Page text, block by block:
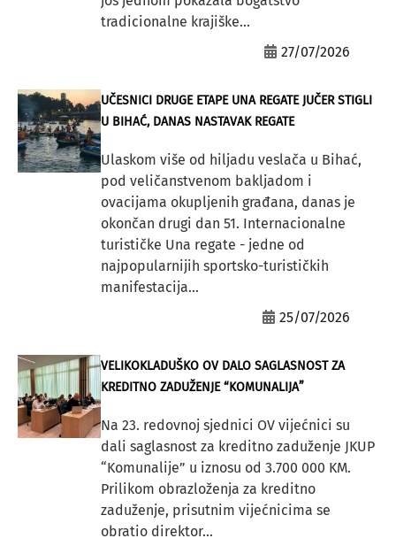
tradicionalne krajiške...
27/07/2026
UČESNICI DRUGE ETAPE UNA REGATE JUČER STIGLI
U BIHAĆ, DANAS NASTAVAK REGATE
Ulaskom više od hiljadu veslača u Bihać,
pod veličanstvenom bakljadom i
ovacijama okupljenih građana, danas je
okončan drugi dan 51. Internacionalne
turističke Una regate - jedne od
najpopularnijih sportsko-turističkih
manifestacija...
25/07/2026
VELIKOKLADUŠKO OV DALO SAGLASNOST ZA
KREDITNO ZADUŽENJE “KOMUNALIJA”
Na 23. redovnoj sjednici OV vijećnici su
dali saglasnost za kreditno zaduženje JKUP
“Komunalije” u iznosu od 3.700 000 KM.
Prilikom obrazloženja za kreditno
zaduženje, prisutnim vijećnicima se
obratio direktor...